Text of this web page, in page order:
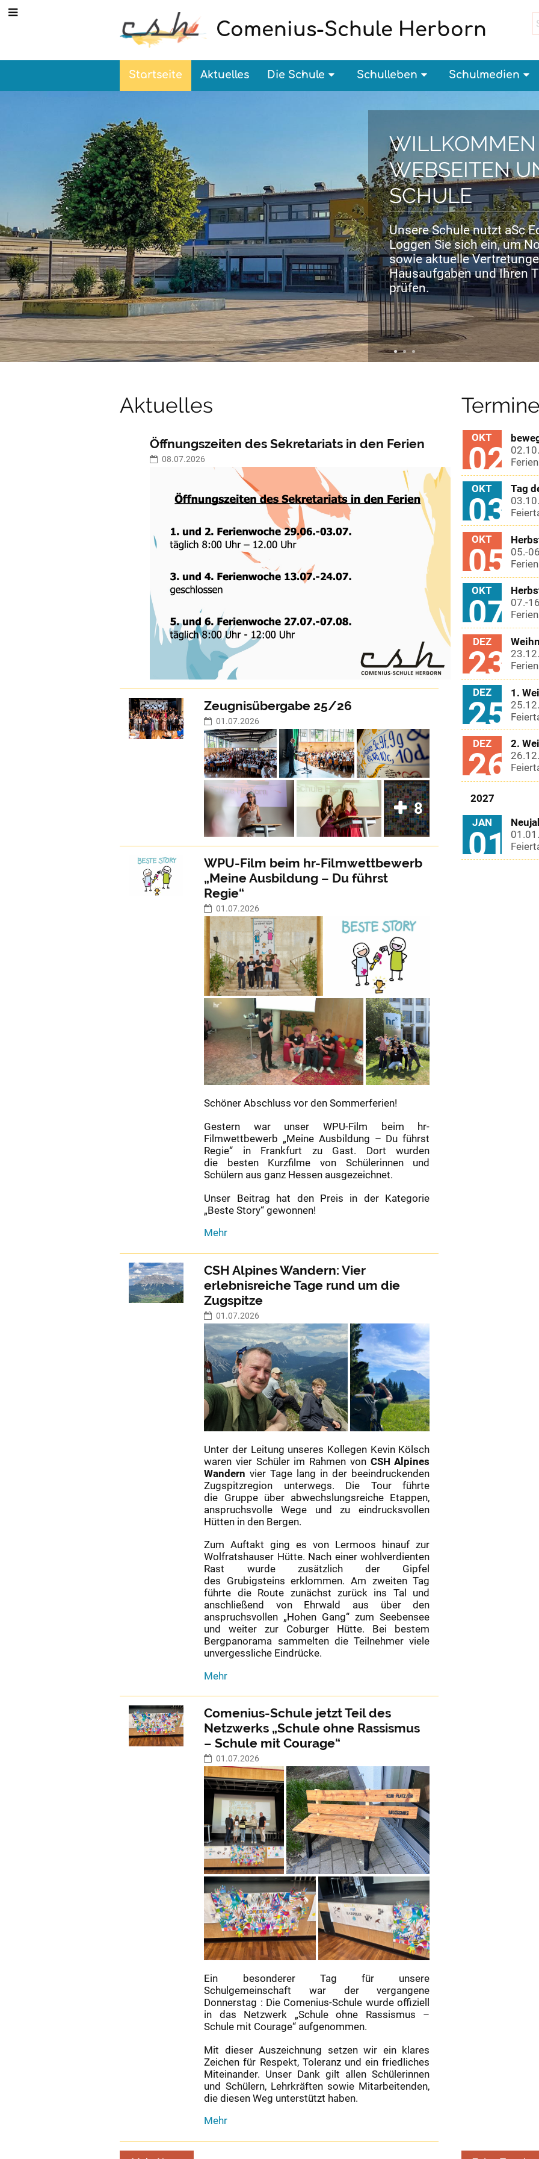
Comenius-Schule Herborn
Startseite Aktuelles Die Schule Schulleben Schulmedien
WILLKOMMEN
WEBSEITEN
SCHULE
Unsere Schule nutzt aSc
Loggen Sie sich ein, um
sowie aktuelle
Hausaufgaben und Ihren
prüfen.
Aktuelles
Öffnungszeiten des Sekretariats in den Ferien
08.07.2026
Zeugnisübergabe 25/26
01.07.2026
8
WPU-Film beim hr-Filmwettbewerb
„Meine Ausbildung – Du führst
Regie“
01.07.2026
Schöner Abschluss vor den Sommerferien!
Gestern war unser WPU-Film beim hr-
Filmwettbewerb „Meine Ausbildung – Du führst
Regie“ in Frankfurt zu Gast. Dort wurden
die besten Kurzfilme von Schülerinnen und
Schülern aus ganz Hessen ausgezeichnet.
Unser Beitrag hat den Preis in der Kategorie
„Beste Story“ gewonnen!
WPU-
beim
hr-
Filmwettbewerb
„Meine
Ausbildung
–
Du
führst
Regie“:
Mehr
CSH Alpines Wandern: Vier
erlebnisreiche Tage rund um die
Zugspitze
01.07.2026
Unter der Leitung unseres Kollegen Kevin Kölsch
waren vier Schüler im Rahmen von CSH Alpines
Wandern vier Tage lang in der beeindruckenden
Zugspitzregion unterwegs. Die Tour führte
die Gruppe über abwechslungsreiche Etappen,
anspruchsvolle Wege und zu eindrucksvollen
Hütten in den Bergen.
Zum Auftakt ging es von Lermoos hinauf zur
Wolfratshauser Hütte. Nach einer wohlverdienten
Rast wurde zusätzlich der Gipfel
des Grubigsteins erklommen. Am zweiten Tag
führte die Route zunächst zurück ins Tal und
anschließend von Ehrwald aus über den
anspruchsvollen „Hohen Gang“ zum Seebensee
und weiter zur Coburger Hütte. Bei bestem
Bergpanorama sammelten die Teilnehmer viele
unvergessliche Eindrücke.
CSH
Wandern:
Vier
erlebnisreiche
Tage
rund
um
die
Zugspitze:
Mehr
Comenius-Schule jetzt Teil des
Netzwerks „Schule ohne Rassismus
– Schule mit Courage“
01.07.2026
Ein besonderer Tag für unsere
Schulgemeinschaft war der vergangene
Donnerstag : Die Comenius-Schule wurde offiziell
in das Netzwerk „Schule ohne Rassismus –
Schule mit Courage“ aufgenommen.
Mit dieser Auszeichnung setzen wir ein klares
Zeichen für Respekt, Toleranz und ein friedliches
Miteinander. Unser Dank gilt allen Schülerinnen
und Schülern, Lehrkräften sowie Mitarbeitenden,
die diesen Weg unterstützt haben.
Comenius-
jetzt
Mehr
Termine
OKT
02
02.10.
Ferien
OKT
03
Tag
03.10.
OKT
05
05.-
Ferien
OKT
07
07.-
Ferien
DEZ
23
Ferien
DEZ
25
1.
25.12.
DEZ
26
2.
26.12.
2027
JAN
01
01.01.